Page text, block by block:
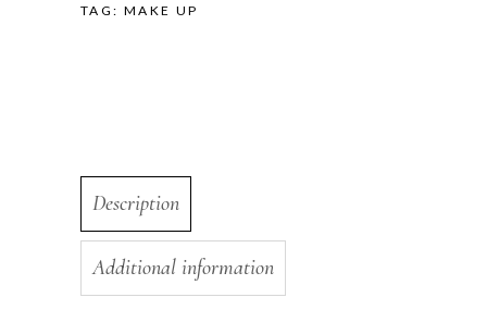
TAG: MAKE UP
Description
Additional information